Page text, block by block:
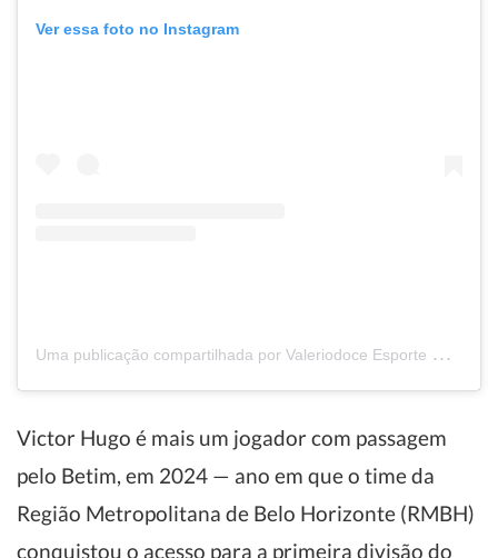
Ver essa foto no Instagram
U
ma publicação compartilhada por Valeriodoce Esporte Clube (@valeriodoceec)
Victor Hugo é mais um jogador com passagem
pelo Betim, em 2024 — ano em que o time da
Região Metropolitana de Belo Horizonte (RMBH)
conquistou o acesso para a primeira divisão do